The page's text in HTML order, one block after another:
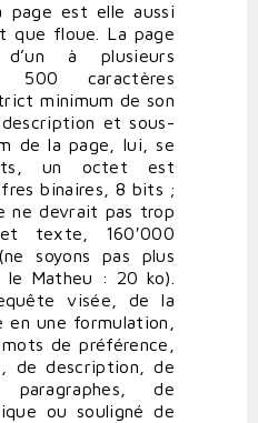
page est elle aussi
que floue. La page
à plusieurs
500 caractères
minimum de son
et sous-
de la page, lui, se
un octet est
binaires, 8 bits ;
ne devrait pas trop
texte, 160′000
soyons pas plus
le Matheu : 20 ko).
visée, de la
une formulation,
de préférence,
de description, de
de
ou souligné de